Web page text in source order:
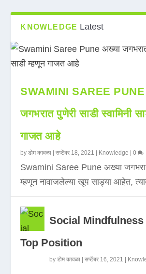
KNOWLEDGE Latest
SWAMINI SAREE PUNE
जगभरात पुणेरी साडी स्वामिनी
गाजत आहे
byडोम कावळा |सप्टेंबर 18, 2021 Knowledge |0
Swamini Saree Pune अख्या
म्हणून नावाजलेल्या खूप साड्या आहेत,
Social
Top Position
byडोम कावळा |सप्टेंबर 16, 2021